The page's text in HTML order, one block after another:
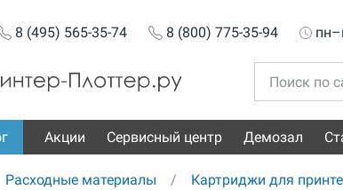
8 (495) 565-35-74 8 (800) 775-35-94
Акции Сервисный центр Демозал
Расходные материалы Картриджи для